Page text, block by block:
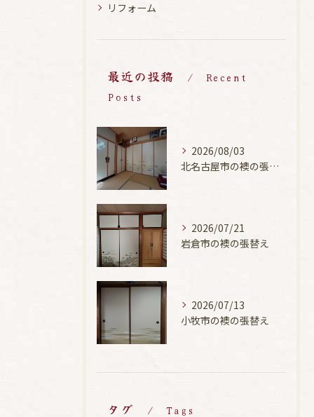
リフォーム
最近の投稿
Recent
Posts
2026/08/03
北名古屋市の襖の張替え
2026/07/21
岩倉市の襖の張替え
2026/07/13
小牧市の襖の張替え
タグ Tags